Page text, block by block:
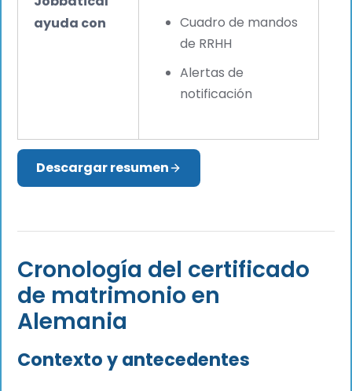
ayuda con
Cuadro de mandos
de RRHH
Alertas de
notificación
Descargar resumen
Cronología del certificado
de matrimonio en
Alemania
Contexto y antecedentes